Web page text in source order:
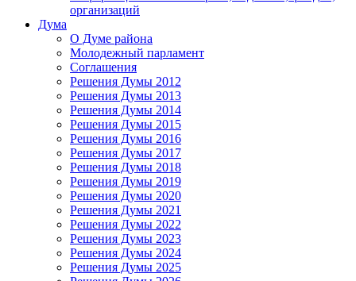
организаций
Дума
О Думе района
Молодежный парламент
Соглашения
Решения Думы 2012
Решения Думы 2013
Решения Думы 2014
Решения Думы 2015
Решения Думы 2016
Решения Думы 2017
Решения Думы 2018
Решения Думы 2019
Решения Думы 2020
Решения Думы 2021
Решения Думы 2022
Решения Думы 2023
Решения Думы 2024
Решения Думы 2025